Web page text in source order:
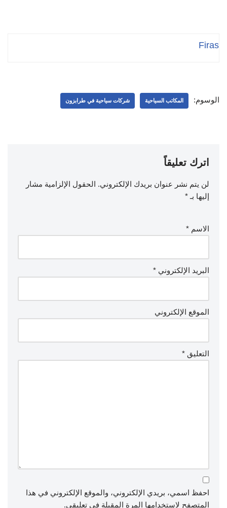
Firas
الوسوم: المكاتب السياحية شركات سياحية في طرابزون
اترك تعليقاً
لن يتم نشر عنوان بريدك الإلكتروني. الحقول الإلزامية مشار
إليها بـ *
الاسم *
البريد الإلكتروني *
الموقع الإلكتروني
التعليق *
احفظ اسمي، بريدي الإلكتروني، والموقع الإلكتروني في هذا
المتصفح لاستخدامها المرة المقبلة في تعليقي.